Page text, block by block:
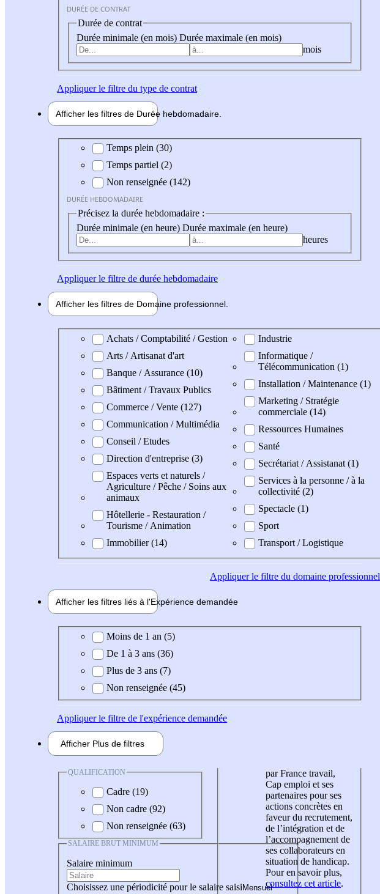
DURÉE DE CONTRAT
Durée de contrat
Durée minimale (en mois) Durée maximale (en mois)
mois
Appliquerle filtre du type de contrat
Afficher les filtres de Durée hebdomadaire
Durée hebdomadaire
Temps plein (30)
Temps partiel (2)
Non renseignée (142)
DURÉE HEBDOMADAIRE
Précisez la durée hebdomadaire :
Durée minimale (en heure) Durée maximale (en heure)
heures
Appliquerle filtre de durée hebdomadaire
Afficher les filtres de Domaine professionnel
Domaine professionel
Achats / Comptabilité / Gestion
Arts / Artisanat d'art
Banque / Assurance (10)
Bâtiment / Travaux Publics
Commerce / Vente (127)
Communication / Multimédia
Conseil / Etudes
Direction d'entreprise (3)
Espaces verts et naturels /
Agriculture / Pêche / Soins aux
animaux
Hôtellerie - Restauration /
Tourisme / Animation
Immobilier (14)
Industrie
Informatique /
Télécommunication (1)
Installation / Maintenance (1)
Marketing / Stratégie
commerciale (14)
Ressources Humaines
Santé
Secrétariat / Assistanat (1)
Services à la personne / à la
collectivité (2)
Spectacle (1)
Sport
Transport / Logistique
Appliquerle filtre du domaine professionnel
Afficher les filtres liés à l'Expérience demandée
Expérience demandée
Moins de 1 an (5)
De 1 à 3 ans (36)
Plus de 3 ans (7)
Non renseignée (45)
Appliquerle filtre de l'expérience demandée
Afficher Plus de filtres
QUALIFICATION
Cadre (19)
Non cadre (92)
Non renseignée (63)
SALAIRE BRUT MINIMUM
Salaire minimum
Choisissez une périodicité pour le salaire saisi
par France travail,
Cap emploi et ses
partenaires pour ses
actions concrètes en
faveur du recrutement,
de l’intégration et de
l’accompagnement de
ses collaborateurs en
situation de handicap.
Pour en savoir plus,
consultez cet article.